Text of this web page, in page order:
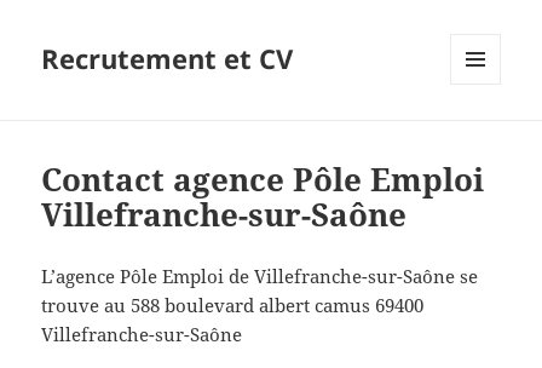
Recrutement et CV
Contact agence Pôle Emploi
Villefranche-sur-Saône
L’agence Pôle Emploi de Villefranche-sur-Saône se
trouve au 588 boulevard albert camus 69400
Villefranche-sur-Saône